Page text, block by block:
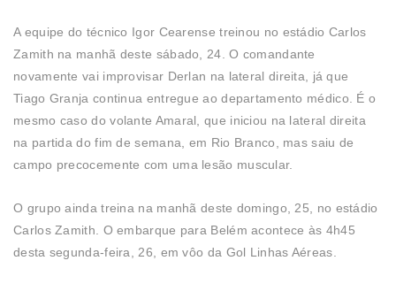
A equipe do técnico Igor Cearense treinou no estádio Carlos
Zamith na manhã deste sábado, 24. O comandante
novamente vai improvisar Derlan na lateral direita, já que
Tiago Granja continua entregue ao departamento médico. É o
mesmo caso do volante Amaral, que iniciou na lateral direita
na partida do fim de semana, em Rio Branco, mas saiu de
campo precocemente com uma lesão muscular.
O grupo ainda treina na manhã deste domingo, 25, no estádio
Carlos Zamith. O embarque para Belém acontece às 4h45
desta segunda-feira, 26, em vôo da Gol Linhas Aéreas.